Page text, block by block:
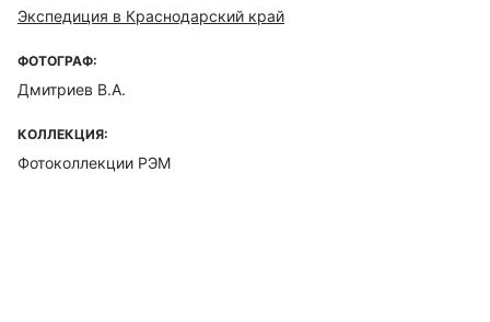
Экспедиция в Краснодарский край
ФОТОГРАФ:
Дмитриев В.А.
КОЛЛЕКЦИЯ:
Фотоколлекции РЭМ